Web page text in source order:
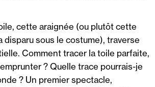
cette araignée (ou plutôt cette
disparu sous le costume), traverse
Comment tracer la toile parfaite,
? Quelle trace pourrais-je
? Un premier spectacle,